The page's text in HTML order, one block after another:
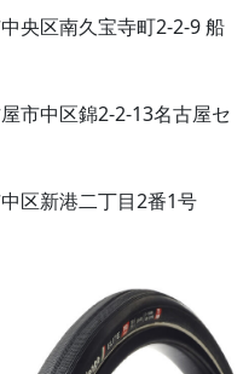
央区南久宝寺町2-2-9 船
市中区錦2-2-13名古屋セ
区新港二丁目2番1号